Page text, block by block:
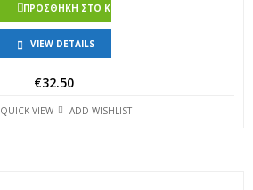
ΠΡΟΣΘΉΚΗ ΣΤΟ ΚΑΛΆΘΙ
VIEW DETAILS
€32.50
QUICK VIEW ADD WISHLIST